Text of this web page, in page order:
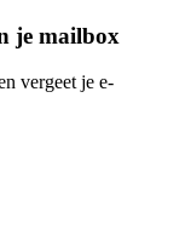
je mailbox
vergeet je e-